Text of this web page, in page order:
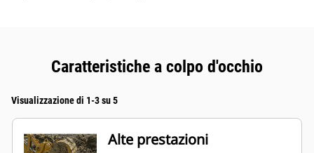
Caratteristiche a colpo d'occhio
Visualizzazione di 1-3 su 5
Alte prestazioni